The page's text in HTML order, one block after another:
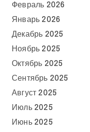
Февраль 2026
Январь 2026
Декабрь 2025
Ноябрь 2025
Октябрь 2025
Сентябрь 2025
Август 2025
Июль 2025
Июнь 2025